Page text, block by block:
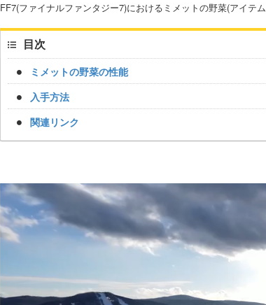
FF7(ファイナルファンタジー7)におけるミメットの野菜(アイテ
目次
ミメットの野菜の性能
入手方法
関連リンク